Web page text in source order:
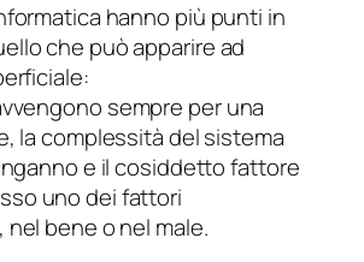
hanno più punti in
che può apparire ad
sempre per una
la complessità del sistema
e il cosiddettofattore
uno dei fattori
bene o nel male.